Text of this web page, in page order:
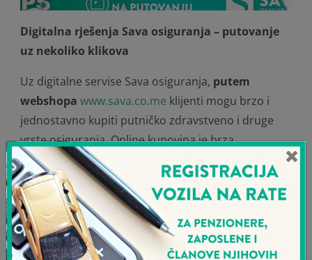
Digitalna rješenja Sava osiguranja – putovanje
uz nekoliko klikova
Uz digitalne servise Sava osiguranja, putem
webshopa www.sava.co.me klijenti mogu brzo i
jednostavno kupiti putničko zdravstveno i druge
vrste osiguranja. Online kupovina je brza,
bezbjedna i dostupna 24 časa, bez potrebe za
odlaskom u filijalu i bez dodatne papirologije. Polisa
stiže direktno na mejl, a klijenti spremno mogu
otputovati uz punu zaštitu i podršku.
Zašto je putničko zdravstveno osiguranje važno?